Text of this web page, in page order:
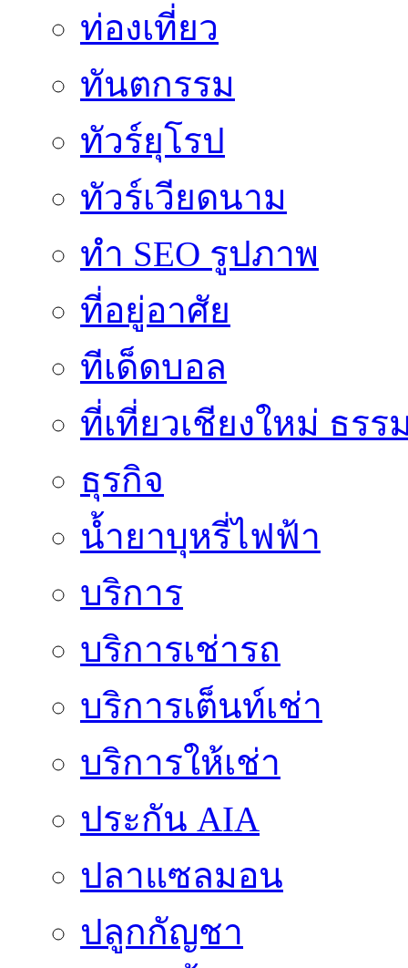
ท่องเที่ยว
ทันตกรรม
ทัวร์ยุโรป
ทัวร์เวียดนาม
ทำ SEO รูปภาพ
ที่อยู่อาศัย
ทีเด็ดบอล
ที่เที่ยวเชียงใหม่ ธรร
ธุรกิจ
น้ำยาบุหรี่ไฟฟ้า
บริการ
บริการเช่ารถ
บริการเต็นท์เช่า
บริการให้เช่า
ประกัน AIA
ปลาแซลมอน
ปลูกกัญชา